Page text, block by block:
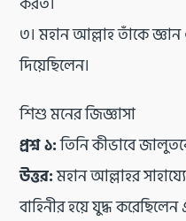
৩। মহান আল্লাহ তাঁকে জ্ঞান
দিয়েছিলেন।
শিশু মনের জিজ্ঞাসা
প্রশ্ন ১:তিনি কীভাবে
উত্তর:মহান আল্লাহর
বাহিনীর হয়ে যুদ্ধ